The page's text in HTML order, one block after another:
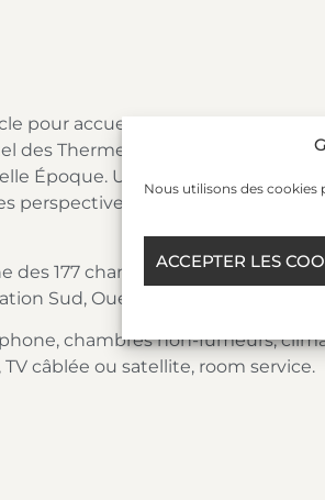
Nous utilisons des
ACCEPTER LES
pour accueillir les nombreux
des Thermes,
face à la mer de
Époque. Un séjour passé entre
perspectives de délices et laisse
des 177 chambres, spacieuses,
Sud, Ouest ou vue mer.
chambres non-fumeurs,
câblée ou satellite, room service.